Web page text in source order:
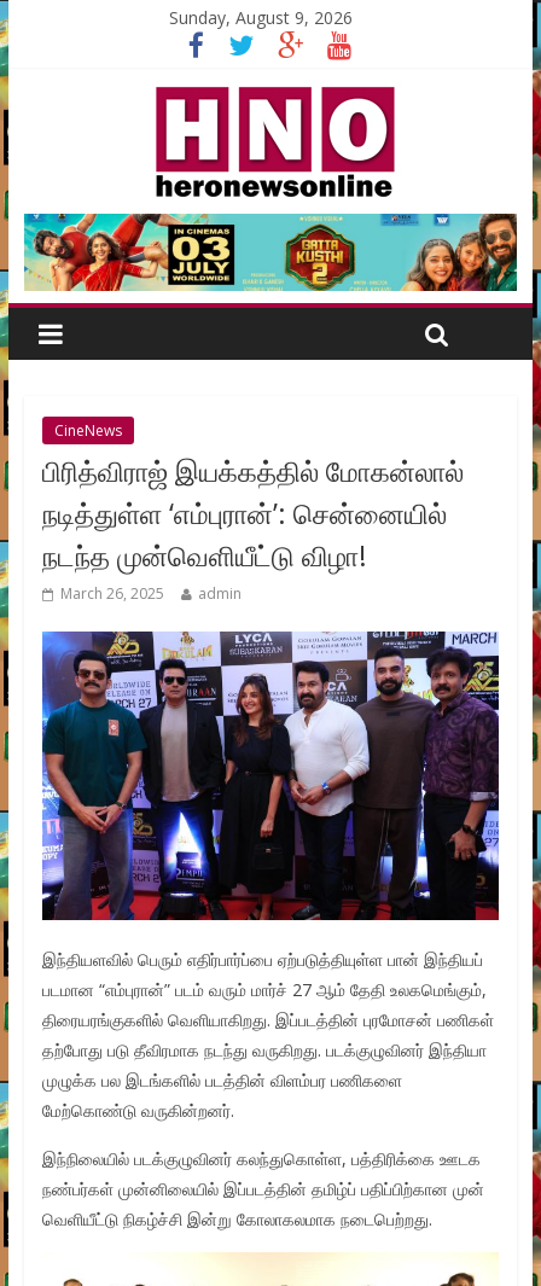
Sunday, August 9, 2026
CineNews
பிரித்விராஜ் இயக்கத்தில் மோகன்லால்
நடித்துள்ள ‘எம்புரான்’: சென்னையில்
நடந்த முன்வெளியீட்டு விழா!
March 26, 2025 admin
இந்தியளவில் பெரும் எதிர்பார்ப்பை ஏற்படுத்தியுள்ள பான் இந்தியப்
படமான “எம்புரான்” படம் வரும் மார்ச் 27 ஆம் தேதி உலகமெங்கும்,
திரையரங்குகளில் வெளியாகிறது. இப்படத்தின் புரமோசன் பணிகள்
தற்போது படு தீவிரமாக நடந்து வருகிறது. படக்குழுவினர் இந்தியா
முழுக்க பல இடங்களில் படத்தின் விளம்பர பணிகளை
மேற்கொண்டு வருகின்றனர்.
இந்நிலையில் படக்குழுவினர் கலந்துகொள்ள, பத்திரிக்கை ஊடக
நண்பர்கள் முன்னிலையில் இப்படத்தின் தமிழ்ப் பதிப்பிற்கான முன்
வெளியீட்டு நிகழ்ச்சி இன்று கோலாகலமாக நடைபெற்றது.